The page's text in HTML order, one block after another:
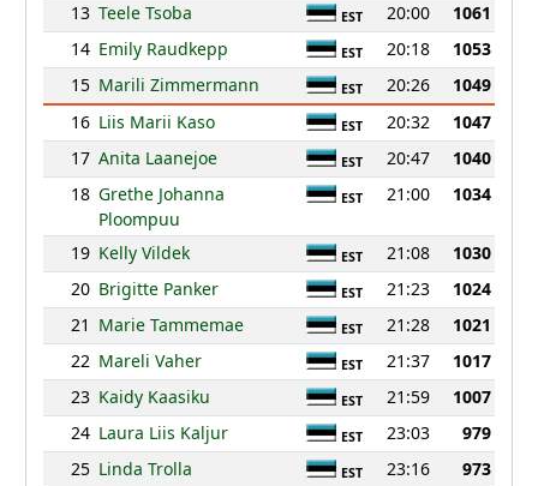
13 Teele Tsoba EST 20:00
1061
14 Emily Raudkepp EST 20:18
1053
15 Marili Zimmermann EST 20:26
1049
16 Liis Marii Kaso EST 20:32
1047
17 Anita Laanejoe EST 20:47
1040
18 Grethe Johanna
Ploompuu
EST 21:00 1034
19 Kelly Vildek EST 21:08
1030
20 Brigitte Panker EST 21:23
1024
21 Marie Tammemae EST 21:28
1021
22 Mareli Vaher EST 21:37
1017
23 Kaidy Kaasiku EST 21:59
1007
24 Laura Liis Kaljur EST 23:03
979
25 Linda Trolla EST 23:16
973